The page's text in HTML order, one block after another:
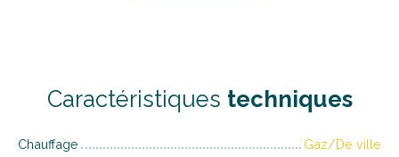
Caractéristiques techniques
Chauffage
Gaz/De ville